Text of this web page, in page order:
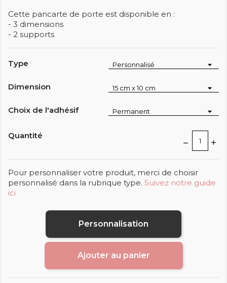
Cette pancarte de porte est disponible en :
- 3 dimensions
- 2 supports
Type
Dimension
Choix de l'adhésif
Quantité
Pour personnaliser votre produit, merci de choisir
personnalisé dans la rubrique type. Suivez notre guide
ici
Personnalisation
Ajouter au panier